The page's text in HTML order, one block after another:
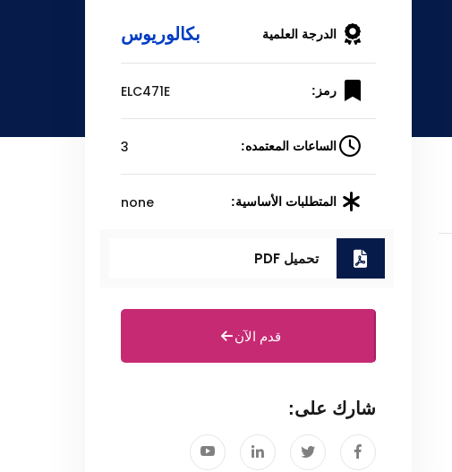
الدرجة العلمية بكالوريوس
رمز: ELC471E
الساعات المعتمده: 3
المتطلبات الأساسية: none
تحميل PDF
قدم الآن
شارك على: